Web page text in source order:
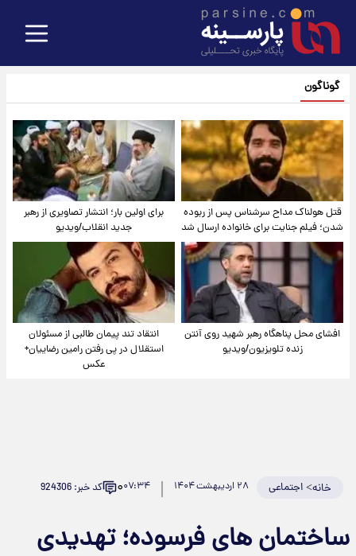
گوناگون
قتل هولناک مداح سرشناس پس از ربوده
شدن؛ فیلم جنایت برای خانواده ارسال شد
برای اولین بار؛ انتشار تصاویری از رهبر
جدید انقلاب/ویدیو
افشای محل پناهگاه‌ رهبر شهید روی آنتن
زنده تلویزیون/ویدیو
انتقاد تند پیمان طالبی از مسئولان
استقلال در پی رفتن رامین رضاییان+
عکس
خانه>اجتماعی ۲۸ اردیبهشت ۱۴۰۴ ۰۷:۳۴۰ کد خبر: 924306
ساختمان های فرسوده؛ تهدیدی